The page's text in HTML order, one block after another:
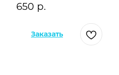
650 р.
Заказать